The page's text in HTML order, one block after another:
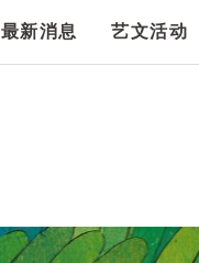
最新消息 艺文活动